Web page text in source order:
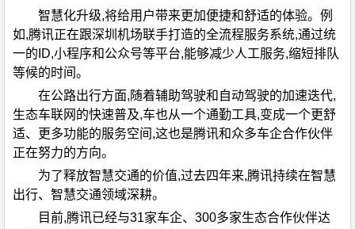
智慧化升级,将给用户带来更加便捷和舒适的体验。例
如,腾讯正在跟深圳机场联手打造的全流程服务系统,通过统
一的ID,小程序和公众号等平台,能够减少人工服务,缩短排队
等候的时间。
在公路出行方面,随着辅助驾驶和自动驾驶的加速迭代,
生态车联网的快速普及,车也从一个通勤工具,变成一个更舒
适、更多功能的服务空间,这也是腾讯和众多车企合作伙伴
正在努力的方向。
为了释放智慧交通的价值,过去四年来,腾讯持续在智慧
出行、智慧交通领域深耕。
目前,腾讯已经与31家车企、300多家生态合作伙伴达